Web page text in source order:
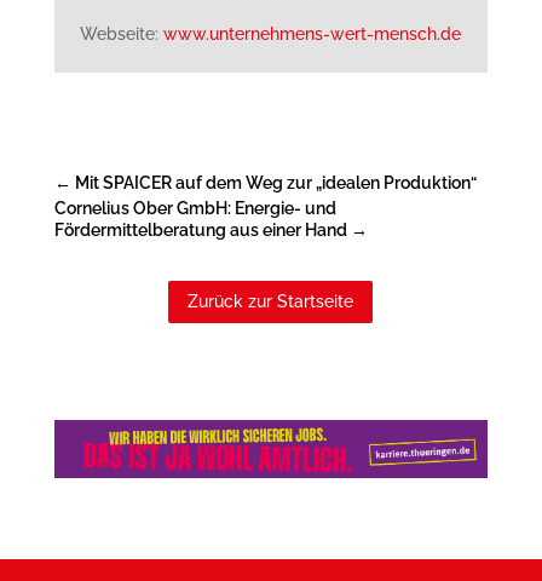
Webseite:www.unternehmens-wert-mensch.de
← Mit SPAICER auf dem Weg zur „idealen Produktion“
Cornelius Ober GmbH: Energie- und
Fördermittelberatung aus einer Hand→
Zurück zur Startseite